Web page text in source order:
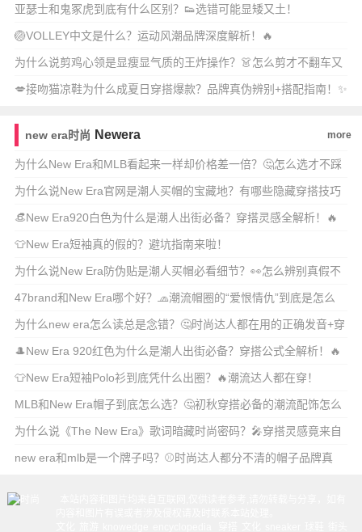
亚瑟士和鬼冢虎到底有什么区别？👟选错可能显矮又土！
🏐VOLLEY中文是什么？运动风潮品牌深度解析！🔥
为什么说剪鸡心领是显瘦显气质的王炸操作？👗怎么剪才不翻车又
显高级感？
💋接吻猫凉鞋为什么成夏日穿搭爆款？品牌真伪辨别+搭配指南！✨
new era时尚 Newera more
为什么New Era和MLB看起来一样却价格差一倍？🤔怎么选才不踩
雷？
为什么说New Era官网是潮人买帽的宝藏地？有哪些隐藏穿搭技巧
和必入款推荐
👒New Era920白色为什么是潮人出街必备？穿搭灵感全解析！🔥
👕New Era短袖真的假的？避坑指南来啦！
为什么说New Era防伪贴是潮人买帽必看细节？👀怎么辨别真假不
踩雷？
47brand和New Era哪个好？🧢潮流帽圈的“爱恨情仇”到底是怎么
选？
为什么new era怎么读总是念错？🤔时尚达人都在用的正确发音+穿
搭技巧揭秘
🎩New Era 920红色为什么是潮人出街必备？穿搭公式全解析！🔥
👕New Era短袖Polo衫到底凭什么出圈？🔥潮流达人都在穿！
MLB和New Era帽子到底怎么选？🤔初秋穿搭必备的潮流配饰怎么
挑才不踩雷
为什么说《The New Era》歌词暗藏时尚密码？🎤穿搭灵感竟来自
嘻哈黄金
new era和mlb是一个牌子吗？⚾️时尚达人都分不清的帽子品牌真